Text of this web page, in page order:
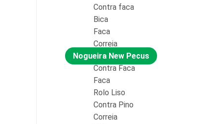
Contra faca
Bica
Faca
Correia
Nogueira New Pecus
Contra Faca
Faca
Rolo Liso
Contra Pino
Correia